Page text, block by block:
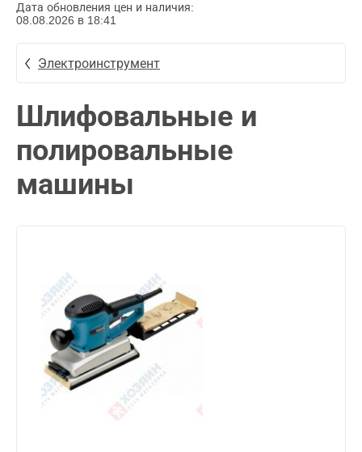
Дата обновления цен и наличия:
08.08.2026 в 18:41
Электроинструмент
Шлифовальные и
полировальные
машины